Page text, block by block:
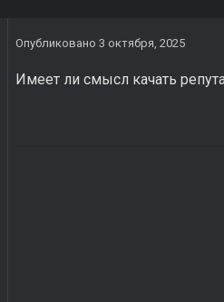
Опубликовано 3 октября, 2025
Имеет ли смысл качать